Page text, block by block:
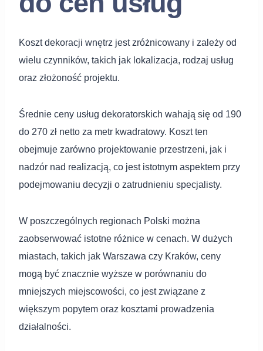
Koszt dekoracji wnętrz jest zróżnicowany i zależy od
wielu czynników, takich jak lokalizacja, rodzaj usług
oraz złożoność projektu.
Średnie ceny usług dekoratorskich wahają się od 190
do 270 zł netto za metr kwadratowy. Koszt ten
obejmuje zarówno projektowanie przestrzeni, jak i
nadzór nad realizacją, co jest istotnym aspektem przy
podejmowaniu decyzji o zatrudnieniu specjalisty.
W poszczególnych regionach Polski można
zaobserwować istotne różnice w cenach. W dużych
miastach, takich jak Warszawa czy Kraków, ceny
mogą być znacznie wyższe w porównaniu do
mniejszych miejscowości, co jest związane z
większym popytem oraz kosztami prowadzenia
działalności.